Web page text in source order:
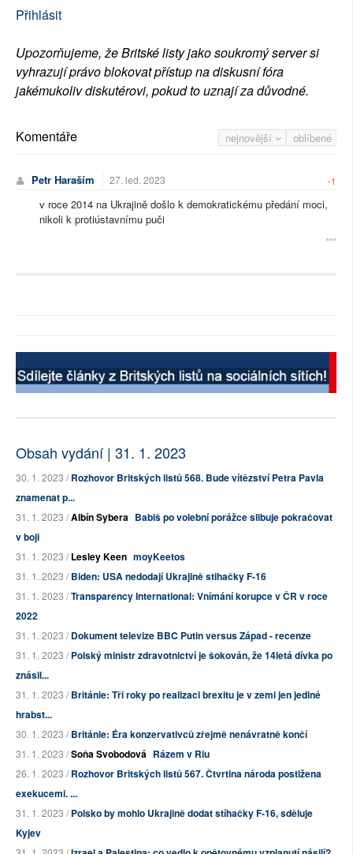
Přihlásit
Upozorňujeme, že Britské listy jako soukromý server si
vyhrazují právo blokovat přístup na diskusní fóra
jakémukoliv diskutérovi, pokud to uznají za důvodné.
nejnovější oblíbené
Komentáře
Petr Haraším 27. led. 2023 -1
v roce 2014 na Ukrajině došlo k demokratickému předání moci,
nikoli k protiústavnímu puči
Obsah vydání | 31. 1. 2023
30. 1. 2023 /Rozhovor Britských listů 568. Bude vítězství Petra Pavla
znamenat p...
31. 1. 2023 /Albín Sybera Babiš po volební porážce slibuje pokračovat
v boji
31. 1. 2023 /Lesley Keen moyKeetos
31. 1. 2023 /Biden: USA nedodají Ukrajině stihačky F-16
31. 1. 2023 /Transparency International: Vnímání korupce v ČR v roce
2022
31. 1. 2023 /Dokument televize BBC Putin versus Západ - recenze
31. 1. 2023 /Polský ministr zdravotnictví je šokován, že 14letá dívka po
znásil...
31. 1. 2023 /Británie: Tři roky po realizaci brexitu je v zemi jen jediné
hrabst...
30. 1. 2023 /Británie: Éra konzervativců zřejmě nenávratně končí
31. 1. 2023 /Soňa Svobodová Rázem v Riu
26. 1. 2023 /Rozhovor Britských listů 567. Čtvrtina národa postižena
exekucemi. ...
31. 1. 2023 /Polsko by mohlo Ukrajině dodat stíhačky F-16, sděluje
Kyjev